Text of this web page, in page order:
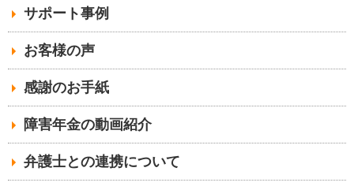
サポート事例
お客様の声
感謝のお手紙
障害年金の動画紹介
弁護士との連携について